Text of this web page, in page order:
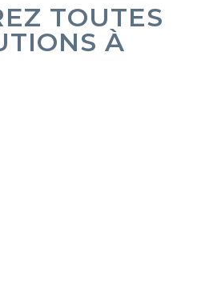
TOUTES
À